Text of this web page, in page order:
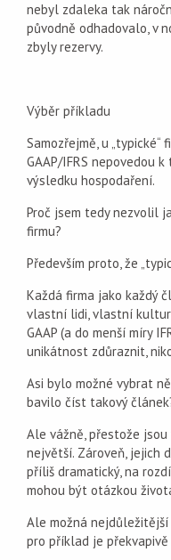
nebyl zdaleka tak
původně odhadovalo, v
zbyly rezervy.
Výběr příkladu
Samozřejmě, u „typické“
GAAP/IFRS nepovedou
výsledku hospodaření.
Proč jsem tedy nezvolil
firmu?
Především proto, že
Každá firma jako každý
vlastní lidi, vlastní
GAAP (a do menší míry
unikátnost zdůraznit,
Asi bylo možné vybrat
bavilo číst takový
Ale vážně, přestože
největší. Zároveň, jejich
příliš dramatický, na
mohou být otázkou
Ale možná
pro příklad je překvapivě